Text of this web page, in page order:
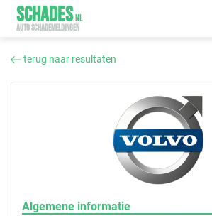
SCHADES.NL
AUTO SCHADEMELDINGEN
terug naar resultaten
Algemene informatie